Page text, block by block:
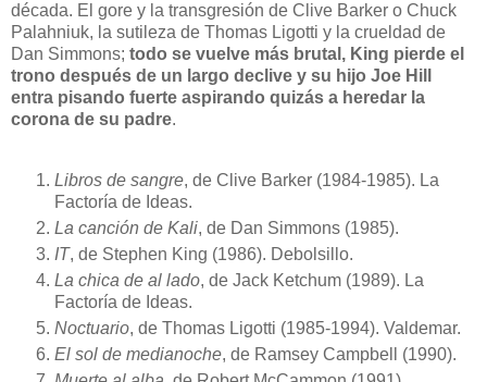
década. El gore y la transgresión de Clive Barker o Chuck
Palahniuk, la sutileza de Thomas Ligotti y la crueldad de
Dan Simmons; todo se vuelve más brutal, King pierde el
trono después de un largo declive y su hijo Joe Hill
entra pisando fuerte aspirando quizás a heredar la
corona de su padre.
Libros de sangre, de Clive Barker (1984-1985). La
Factoría de Ideas.
La canción de Kali, de Dan Simmons (1985).
IT, de Stephen King (1986). Debolsillo.
La chica de al lado, de Jack Ketchum (1989). La
Factoría de Ideas.
Noctuario, de Thomas Ligotti (1985-1994). Valdemar.
El sol de medianoche, de Ramsey Campbell (1990).